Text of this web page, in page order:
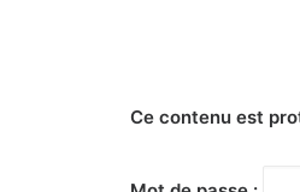
Ce contenu est